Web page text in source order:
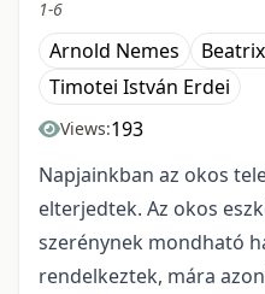
1-6
Arnold Nemes
Timotei István Erdei
Views:193
Napjainkban az okos
elterjedtek. Az okos
szerénynek mondható
rendelkeztek, mára